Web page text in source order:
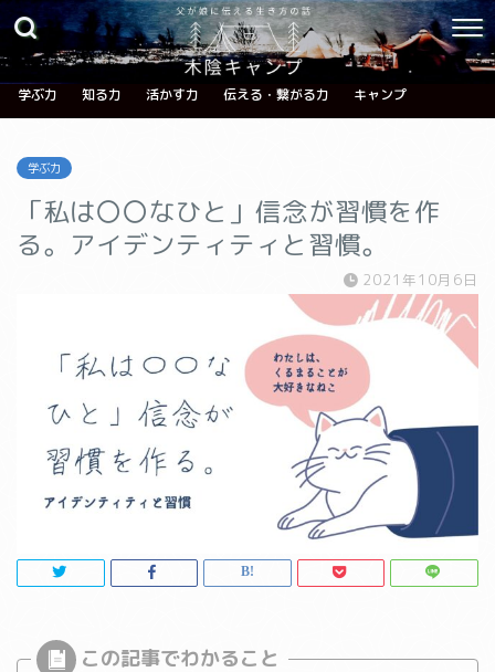
学ぶ力 知る力 活かす力 伝える・繋がる力 キャンプ
学ぶ力
「私は〇〇なひと」信念が習慣を作
る。アイデンティティと習慣。
2021年10月6日